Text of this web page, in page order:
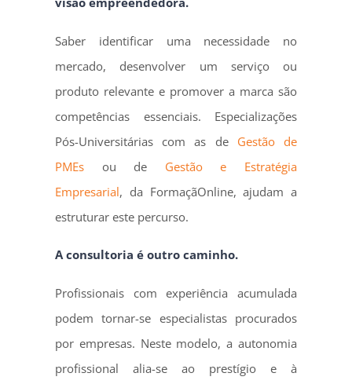
Saber identificar uma necessidade no
mercado, desenvolver um serviço ou
produto relevante e promover a marca são
competências essenciais. Especializações
Pós-Universitárias com as de Gestão de
PMEsou de Gestão e Estratégia
Empresarial, da FormaçãOnline, ajudam a
estruturar este percurso.
A consultoria é outro caminho.
Profissionais com experiência acumulada
podem tornar-se especialistas procurados
por empresas. Neste modelo, a autonomia
profissional alia-se ao prestígio e à